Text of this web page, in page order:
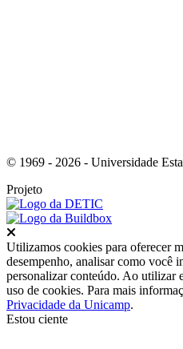
© 1969 - 2026 - Universidade
Projeto
Utilizamos cookies para oferecer
desempenho, analisar como você
personalizar conteúdo. Ao utilizar
uso de cookies. Para mais
Privacidade da Unicamp.
Estou ciente